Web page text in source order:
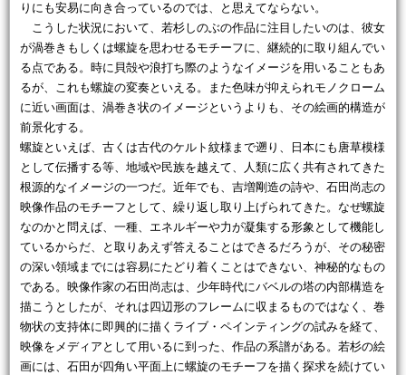
りにも安易に向き合っているのでは、と思えてならない。
こうした状況において、若杉しのぶの作品に注目したいのは、彼女
が渦巻きもしくは螺旋を思わせるモチーフに、継続的に取り組んでい
る点である。時に貝殻や浪打ち際のようなイメージを用いることもあ
るが、これも螺旋の変奏といえる。また色味が抑えられモノクローム
に近い画面は、渦巻き状のイメージというよりも、その絵画的構造が
前景化する。
螺旋といえば、古くは古代のケルト紋様まで遡り、日本にも唐草模様
として伝播する等、地域や民族を越えて、人類に広く共有されてきた
根源的なイメージの一つだ。近年でも、吉増剛造の詩や、石田尚志の
映像作品のモチーフとして、繰り返し取り上げられてきた。なぜ螺旋
なのかと問えば、一種、エネルギーや力が凝集する形象として機能し
ているからだ、と取りあえず答えることはできるだろうが、その秘密
の深い領域までには容易にたどり着くことはできない、神秘的なもの
である。映像作家の石田尚志は、少年時代にバベルの塔の内部構造を
描こうとしたが、それは四辺形のフレームに収まるものではなく、巻
物状の支持体に即興的に描くライブ・ペインティングの試みを経て、
映像をメディアとして用いるに到った、作品の系譜がある。若杉の絵
画には、石田が四角い平面上に螺旋のモチーフを描く探求を続けてい